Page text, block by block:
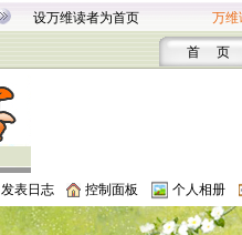
设万维读者为首页 万维
首 页
发表日志 控制面板 个人相册